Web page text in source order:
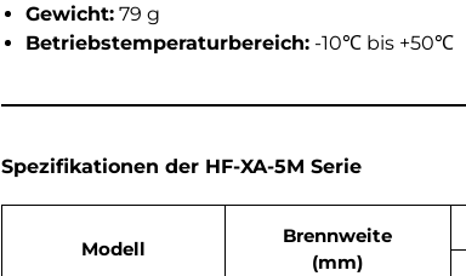
Gewicht:79 g
Betriebstemperaturbereich:-10℃ bis +50℃
Spezifikationen der HF-XA-5M Serie
Modell
Brennweite
(mm)